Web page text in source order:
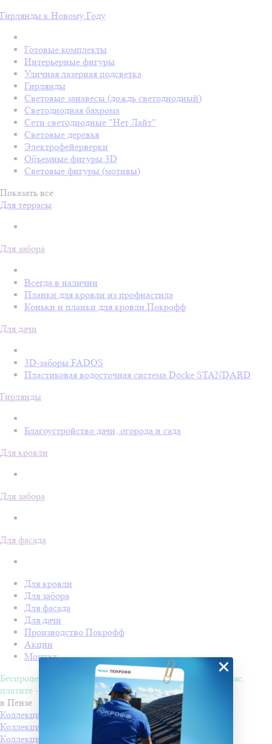
Гирлянды к Новому Году
Готовые комплекты
Интерьерные фигуры
Уличная лазерная подсветка
Гирлянды
Световые занавесы (дождь светодиодный)
Светодиодная бахрома
Сети светодиодные "Нет Лайт"
Световые деревья
Электрофейерверки
Объемные фигуры 3D
Световые фигуры (мотивы)
Показать все
Для террасы
Для забора
Всегда в наличии
Планки для кровли из профнастила
Коньки и планки для кровли Покрофф
Для дачи
3D-заборы FADOS
Пластиковая водосточная система Döcke STANDARD
Гирлянды
Благоустройство дачи, огорода и сада
Для кровли
Для забора
Для фасада
Для кровли
Для забора
Для фасада
Для дачи
Производство Покрофф
Акции
Монтаж
Беспроцентная рассрочка на 4 месяца. Покупайте - сейчас,
платите - потом!
в Пензе
Коллекция КАРАТ
Производитель Docke
Коллекция МАТРИЦА Производитель Docke
Коллекция КУПОЛ
Производитель Docke
×